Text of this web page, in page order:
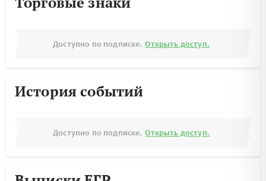
Доступно по подписке. Открыть доступ.
История событий
Доступно по подписке. Открыть доступ.